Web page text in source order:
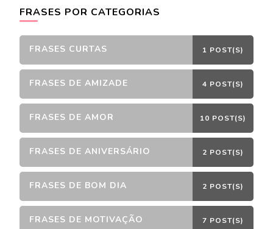
FRASES POR CATEGORIAS
FRASES CURTAS 1 POST(S)
FRASES DE AMIZADE 4 POST(S)
FRASES DE AMOR 10 POST(S)
FRASES DE ANIVERSÁRIO 2 POST(S)
FRASES DE BOM DIA 2 POST(S)
FRASES DE MOTIVAÇÃO 7 POST(S)